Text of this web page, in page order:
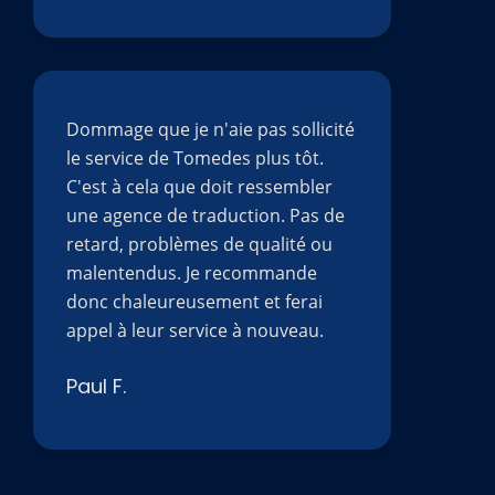
Dommage que je n'aie pas sollicité
le service de Tomedes plus tôt.
C'est à cela que doit ressembler
une agence de traduction. Pas de
retard, problèmes de qualité ou
malentendus. Je recommande
donc chaleureusement et ferai
appel à leur service à nouveau.
Paul F.